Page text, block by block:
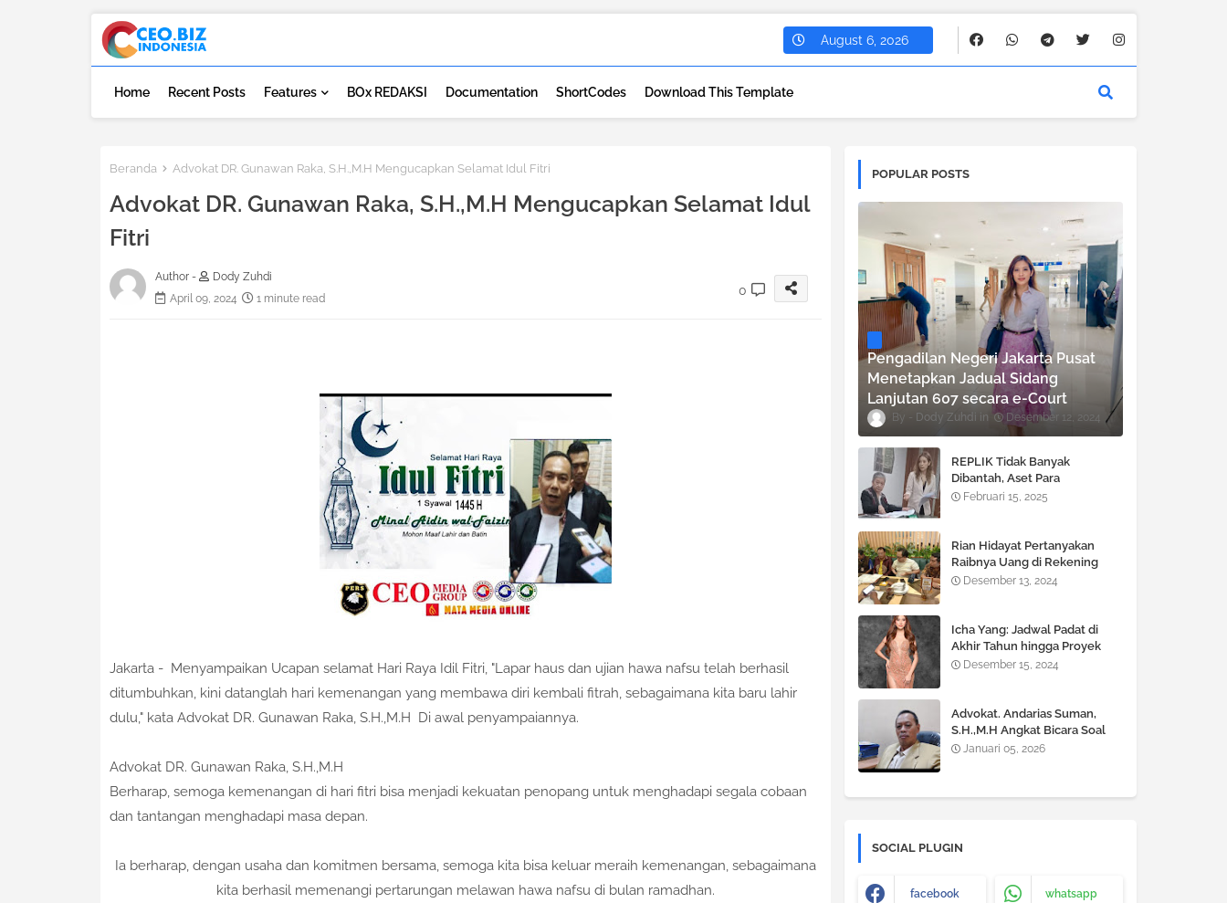
August 6, 2026
Home Recent Posts Features BOx REDAKSI Documentation ShortCodes Download This Template
Beranda Advokat DR. Gunawan Raka, S.H.,M.H Mengucapkan Selamat Idul Fitri
Advokat DR. Gunawan Raka, S.H.,M.H Mengucapkan Selamat Idul
Fitri
Author -
Dody Zuhdi
April 09, 2024
1 minute read
0
Jakarta - Menyampaikan Ucapan selamat Hari Raya Idil Fitri, "Lapar haus dan ujian hawa nafsu telah berhasil
ditumbuhkan, kini datanglah hari kemenangan yang membawa diri kembali fitrah, sebagaimana kita baru lahir
dulu," kata Advokat DR. Gunawan Raka, S.H.,M.H Di awal penyampaiannya.
Advokat DR. Gunawan Raka, S.H.,M.H
Berharap, semoga kemenangan di hari fitri bisa menjadi kekuatan penopang untuk menghadapi segala cobaan
dan tantangan menghadapi masa depan.
Ia berharap, dengan usaha dan komitmen bersama, semoga kita bisa keluar meraih kemenangan, sebagaimana
kita berhasil memenangi pertarungan melawan hawa nafsu di bulan ramadhan.
POPULAR POSTS
Pengadilan Negeri Jakarta Pusat
Menetapkan Jadual Sidang
Lanjutan 607 secara e-Court
Dody Zuhdi Desember 12, 2024
REPLIK Tidak Banyak
Dibantah, Aset Para
TERGUGAT Terancam di SITA
Februari 15, 2025
Rian Hidayat Pertanyakan
Raibnya Uang di Rekening
Bank BNI Cabang Fatmawati
Desember 13, 2024
Icha Yang: Jadwal Padat di
Akhir Tahun hingga Proyek
Besar di 2025
Desember 15, 2024
Advokat. Andarias Suman,
S.H.,M.H Angkat Bicara Soal
KUHP dan KUHAP yang Baru
Januari 05, 2026
SOCIAL PLUGIN
facebook whatsapp